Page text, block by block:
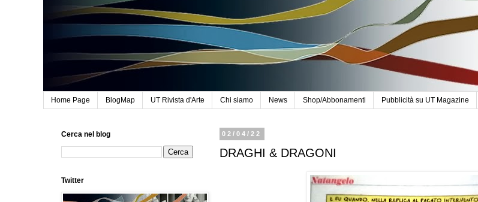
Home Page BlogMap UT Rivista d'Arte Chi siamo News Shop/Abbonamenti Pubblicità su UT Magazine
02/04/22
DRAGHI & DRAGONI
Cerca nel blog
Twitter